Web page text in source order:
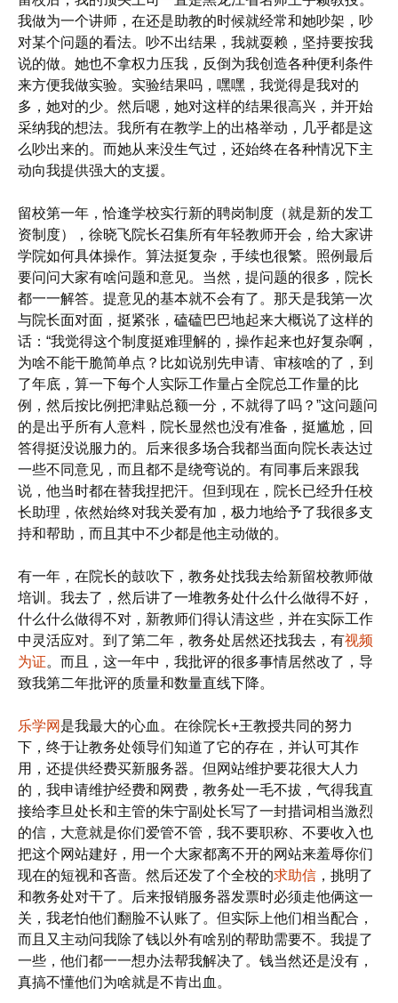
我做为一个讲师，在还是助教的时候就经常和她吵架，吵
对某个问题的看法。吵不出结果，我就耍赖，坚持要按我
说的做。她也不拿权力压我，反倒为我创造各种便利条件
来方便我做实验。实验结果吗，嘿嘿，我觉得是我对的
多，她对的少。然后嗯，她对这样的结果很高兴，并开始
采纳我的想法。我所有在教学上的出格举动，几乎都是这
么吵出来的。而她从来没生气过，还始终在各种情况下主
动向我提供强大的支援。
留校第一年，恰逢学校实行新的聘岗制度（就是新的发工
资制度），徐晓飞院长召集所有年轻教师开会，给大家讲
学院如何具体操作。算法挺复杂，手续也很繁。照例最后
要问问大家有啥问题和意见。当然，提问题的很多，院长
都一一解答。提意见的基本就不会有了。那天是我第一次
与院长面对面，挺紧张，磕磕巴巴地起来大概说了这样的
话：“我觉得这个制度挺难理解的，操作起来也好复杂啊，
为啥不能干脆简单点？比如说别先申请、审核啥的了，到
了年底，算一下每个人实际工作量占全院总工作量的比
例，然后按比例把津贴总额一分，不就得了吗？”这问题问
的是出乎所有人意料，院长显然也没有准备，挺尴尬，回
答得挺没说服力的。后来很多场合我都当面向院长表达过
一些不同意见，而且都不是绕弯说的。有同事后来跟我
说，他当时都在替我捏把汗。但到现在，院长已经升任校
长助理，依然始终对我关爱有加，极力地给予了我很多支
持和帮助，而且其中不少都是他主动做的。
有一年，在院长的鼓吹下，教务处找我去给新留校教师做
培训。我去了，然后讲了一堆教务处什么什么做得不好，
什么什么做得不对，新教师们得认清这些，并在实际工作
中灵活应对。到了第二年，教务处居然还找我去，有视频
为证。而且，这一年中，我批评的很多事情居然改了，导
致我第二年批评的质量和数量直线下降。
乐学网 是我最大的心血。在徐院长+王教授共同的努力
下，终于让教务处领导们知道了它的存在，并认可其作
用，还提供经费买新服务器。但网站维护要花很大人力
的，我申请维护经费和网费，教务处一毛不拔，气得我直
接给李旦处长和主管的朱宁副处长写了一封措词相当激烈
的信，大意就是你们爱管不管，我不要职称、不要收入也
把这个网站建好，用一个大家都离不开的网站来羞辱你们
现在的短视和吝啬。然后还发了个全校的求助信 ，挑明了
和教务处对干了。后来报销服务器发票时必须走他俩这一
关，我老怕他们翻脸不认账了。但实际上他们相当配合，
而且又主动问我除了钱以外有啥别的帮助需要不。我提了
一些，他们都一一想办法帮我解决了。钱当然还是没有，
真搞不懂他们为啥就是不肯出血。